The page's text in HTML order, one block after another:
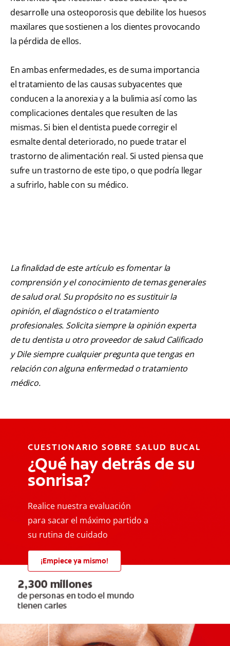
desarrolle una osteoporosis que debilite los huesos
maxilares que sostienen a los dientes provocando
la pérdida de ellos.
En ambas enfermedades, es de suma importancia
el tratamiento de las causas subyacentes que
conducen a la anorexia y a la bulimia así como las
complicaciones dentales que resulten de las
mismas. Si bien el dentista puede corregir el
esmalte dental deteriorado, no puede tratar el
trastorno de alimentación real. Si usted piensa que
sufre un trastorno de este tipo, o que podría llegar
a sufrirlo, hable con su médico.
La finalidad de este artículo es fomentar la
comprensión y el conocimiento de temas generales
de salud oral. Su propósito no es sustituir la
opinión, el diagnóstico o el tratamiento
profesionales. Solicita siempre la opinión experta
de tu dentista u otro proveedor de salud Calificado
y Dile siempre cualquier pregunta que tengas en
relación con alguna enfermedad o tratamiento
médico.
CUESTIONARIO SOBRE SALUD BUCAL
¿Qué hay detrás de su
sonrisa?
Realice nuestra evaluación
para sacar el máximo partido a
su rutina de cuidado
¡Empiece ya mismo!